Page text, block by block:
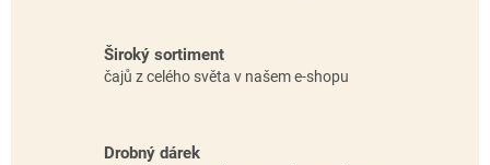
Široký sortiment
čajů z celého světa v našem e-shopu
Drobný dárek